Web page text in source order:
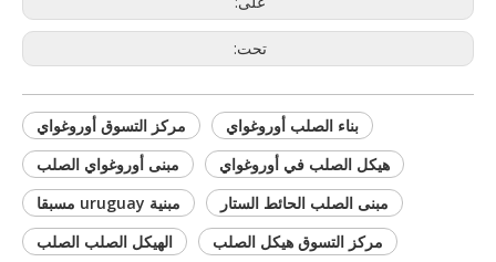
تحت:
مركز التسوق أوروغواي
بناء الصلب أوروغواي
مبنى أوروغواي الصلب
هيكل الصلب في أوروغواي
مبنية uruguay مسبقا
مبنى الصلب الحائط الستار
الهيكل الصلب الصلب
مركز التسوق هيكل الصلب